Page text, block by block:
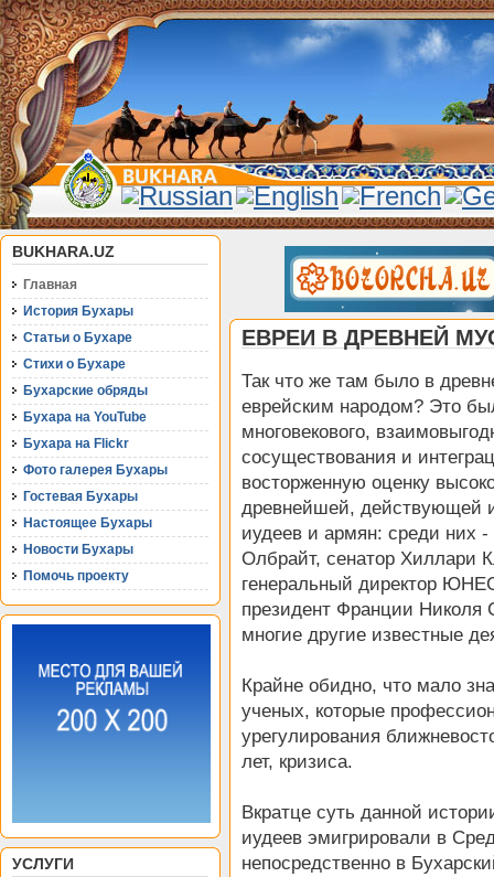
BUKHARA.UZ
Главная
История Бухары
Статьи о Бухаре
Стихи о Бухаре
Бухарские обряды
Бухара на YouTube
Бухара на Flickr
Фото галерея Бухары
Гостевая Бухары
Настоящее Бухары
Новости Бухары
Помочь проекту
УСЛУГИ
ЕВРЕИ В ДРЕВНЕЙ
Так что же там было в
еврейским народом? Это
многовекового,
сосуществования и
восторженную оценку
древнейшей, действующей
иудеев и армян: среди них
Олбрайт, сенатор Хиллари
генеральный директор
президент Франции Николя
многие другие известные
Крайне обидно, что мало
ученых, которые
урегулирования
лет, кризиса.
Вкратце суть данной
иудеев эмигрировали в
непосредственно в